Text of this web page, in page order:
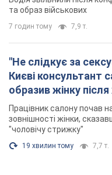
зовнішності жінки,
"чоловічу стрижку"
19 хвилин тому